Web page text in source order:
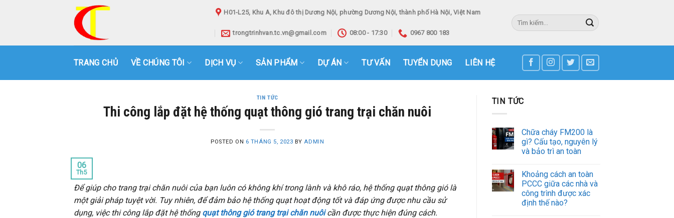
H01-L25, Khu A, Khu đô thị Dương Nội, phường Dương Nội, thành phố Hà Nội, Việt Nam
trongtrinhvan.tc.vn@gmail.com 08:00 - 17:30 0967 800 183
Tìm
kiếm:
TRANG CHỦ VỀ CHÚNG TÔI DỊCH VỤ SẢN PHẨM DỰ ÁN TƯ VẤN TUYỂN DỤNG LIÊN HỆ
TIN TỨC
Thi công lắp đặt hệ thống quạt thông gió trang trại chăn nuôi
POSTED ON 6 THÁNG 5, 2023 BY ADMIN
06
Th5
Để giúp cho trang trại chăn nuôi của bạn luôn có không khí trong lành và khô ráo, hệ thống quạt thông gió là
một giải pháp tuyệt vời. Tuy nhiên, để đảm bảo hệ thống quạt hoạt động tốt và đáp ứng được nhu cầu sử
dụng, việc thi công lắp đặt hệ thống quạt thông gió trang trại chăn nuôicần được thực hiện đúng cách.
TIN TỨC
Chữa cháy FM200 là
gì? Cấu tạo, nguyên lý
và bảo trì an toàn
Khoảng cách an toàn
PCCC giữa các nhà và
công trình được xác
định thế nào?